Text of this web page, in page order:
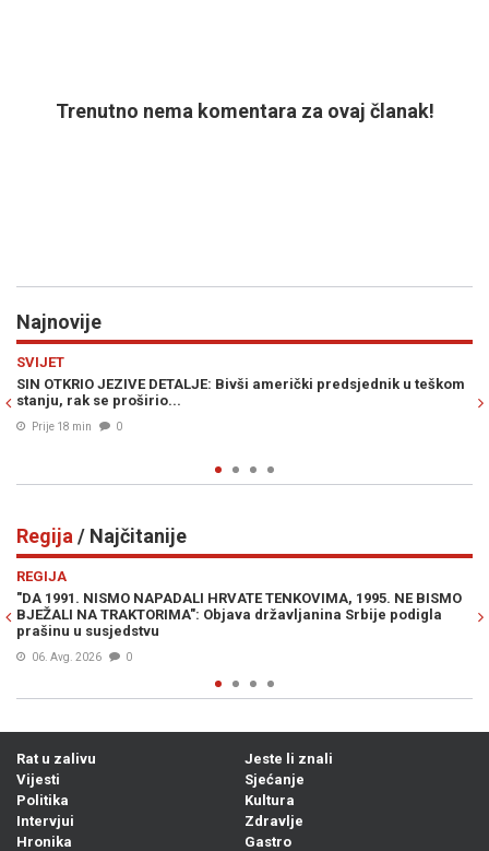
Trenutno nema komentara za ovaj članak!
Najnovije
u teškom SIJAO JE SMRT PO SARAJEVU: Ratnog zločinca po zlu
zapamtile Sarajlije, nakon hapšenja i suđenja, danas
Regija / Najčitanije
NE BISMO
podigla
SRBI DIVLJAJU NA LJETOVANJU: "Ne moramo slušati
seljačenje! Dno, dna"
Rat u zalivu
Vijesti
Politika
Intervjui
Hronika
Jeste li znali
Sjećanje
Kultura
Zdravlje
Gastro